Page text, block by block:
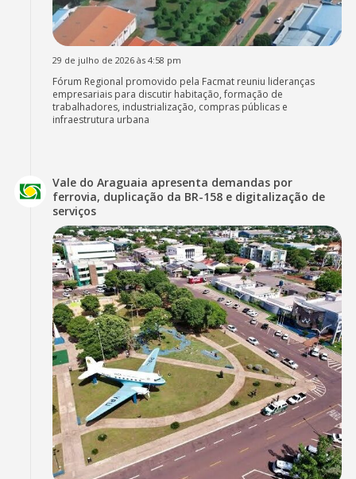
29 de julho de 2026 às 4:58 pm
Fórum Regional promovido pela Facmat reuniu lideranças
empresariais para discutir habitação, formação de
trabalhadores, industrialização, compras públicas e
infraestrutura urbana
Vale do Araguaia apresenta demandas por
ferrovia, duplicação da BR-158 e digitalização de
serviços